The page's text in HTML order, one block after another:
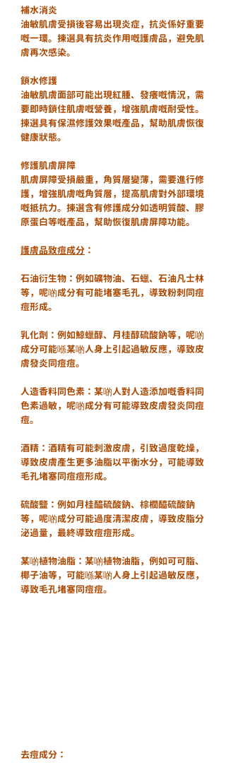
補水消炎
油敏肌膚受損後容易出現炎症，抗炎係好重要
嘅一環。揀選具有抗炎作用嘅護膚品，避免肌
膚再次感染。
鎖水修護
油敏肌膚面部可能出現紅腫、發癢嘅情況，需
要即時鎖住肌膚嘅營養，增強肌膚嘅耐受性。
揀選具有保濕修護效果嘅產品，幫助肌膚恢復
健康狀態。
修護肌膚屏障
肌膚屏障受損嚴重，角質層變薄，需要進行修
護，增強肌膚嘅角質層，提高肌膚對外部環境
嘅抵抗力。揀選含有修護成分如透明質酸、膠
原蛋白等嘅產品，幫助恢復肌膚屏障功能。
護膚品致痘成分 ：
石油衍生物：例如礦物油、石蠟、石油凡士林
等，呢啲成分有可能堵塞毛孔，導致粉刺同痘
痘形成。
乳化劑：例如鯨蠟醇、月桂醇硫酸鈉等，呢啲
成分可能喺某啲人身上引起過敏反應，導致皮
膚發炎同痘痘。
人造香料同色素：某啲人對人造添加嘅香料同
色素過敏，呢啲成分有可能導致皮膚發炎同痘
痘。
酒精：酒精有可能刺激皮膚，引致過度乾燥，
導致皮膚產生更多油脂以平衡水分，可能導致
毛孔堵塞同痘痘形成。
硫酸鹽：例如月桂醯硫酸鈉、棕櫚醯硫酸鈉
等，呢啲成分可能過度清潔皮膚，導致皮脂分
泌過量，最終導致痘痘形成。
某啲植物油脂：某啲植物油脂，例如可可脂、
椰子油等，可能喺某啲人身上引起過敏反應，
導致毛孔堵塞同痘痘。
去痘成分：